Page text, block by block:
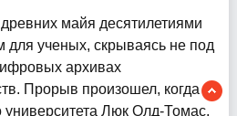
майя десятилетиями
ученых, скрываясь не под
архивах
Прорыв произошел, когда
университета Люк Олд-Томас,